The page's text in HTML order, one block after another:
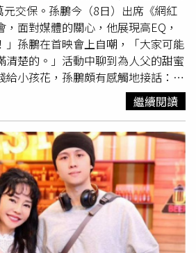
說話比較快，「她不是傻子，她有
腦，她在演藝圈不會走這麼多年，
孫鵬提到，自己也常提醒狄鶯說話注
者無意，聽者有心」的情況，遇到不
理、避免發言，「大家的誤解，我們
受到攻擊，若是冷處理，他們就無法
。另外，針對日前外界爆料孫鵬一家
相溝通」的傳言，孫鵬無奈表示，他
門牌，怎麼可能完全沒有交流，「就
，並透露沒必要每個傳言都要有所回
交保。孫鵬今（8日）出席《網紅
面對媒體的關心，他展現高EQ，
」孫鵬在首映會上自嘲，「大家可能
清楚的。」活動中聊到為人父的甜蜜
小孩花，孫鵬頗有感觸地接話：
麼事都會遇到。」被問到是否因為近
則坦言：「社會在走，夢想要有，有
要堅持，尤其是年輕人。」似乎在對
事武器的喜好。日前他被拍到貼心開
伴外出，當媒體追問細節時，孫鵬高
的事我們就不要聊，大家的時間很
深藝人方駿批評孫鵬夫妻太寵小孩、
咖」，孫鵬突然收起笑臉，冷冷回應
聊他。」孫鵬在活動上不時幽默自
繼續閱讀